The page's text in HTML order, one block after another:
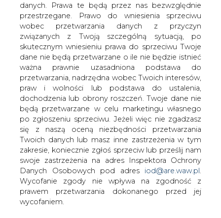
danych. Prawa te będą przez nas bezwzględnie
przestrzegane. Prawo do wniesienia sprzeciwu
wobec przetwarzania danych z przyczyn
związanych z Twoją szczególną sytuacją, po
skutecznym wniesieniu prawa do sprzeciwu Twoje
dane nie będą przetwarzane o ile nie będzie istnieć
ważna prawnie uzasadniona podstawa do
przetwarzania, nadrzędna wobec Twoich interesów,
praw i wolności lub podstawa do ustalenia,
dochodzenia lub obrony roszczeń. Twoje dane nie
będą przetwarzane w celu marketingu własnego
po zgłoszeniu sprzeciwu. Jeżeli więc nie zgadzasz
się z naszą oceną niezbędności przetwarzania
Twoich danych lub masz inne zastrzeżenia w tym
zakresie, koniecznie zgłoś sprzeciw lub prześlij nam
swoje zastrzeżenia na adres Inspektora Ochrony
Danych Osobowych pod adres iod@are.waw.pl
Wycofanie zgody nie wpływa na zgodność z
prawem przetwarzania dokonanego przed jej
wycofaniem.
OKG, elektrownia jądrowa
dostarczająca ponad 10 procent
wytwarzanej w Szwecji energii
elektrycznej, planuje aktualizację
wykorzystywanego oprogramowania do
najnowszej wersji IFS Applications oraz
rozbudowę systemu między innymi o
portale osobiste i zarządzanie fakturami
elektronicznymi.
Elektrownia OKG, wchodząca w skład
międzynarodowego koncernu E.ON, realizuje szeroki
program inwestycyjny, którego celem jest modernizacja i
zwiększenie potencjału produkcyjnego elektrowni.
Inwestycja w system IFS Applications stanowi element
długofalowego przedsięwzięcia mającego na celu
poprawę efektywności działania
i bezpieczeństwa elektrowni.